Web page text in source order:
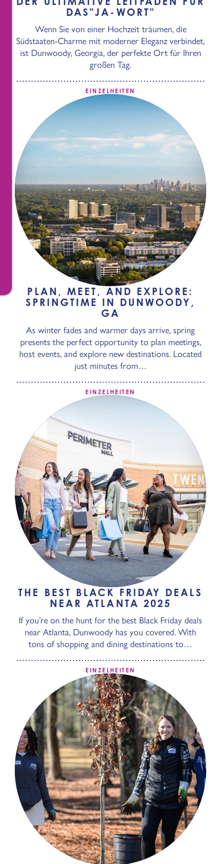
DAS"JA-WORT"
Wenn Sie von einer Hochzeit träumen, die
Südstaaten-Charme mit moderner Eleganz verbindet,
ist Dunwoody, Georgia, der perfekte Ort für Ihren
großen Tag.
EINZELHEITEN
PLAN, MEET, AND EXPLORE:
SPRINGTIME IN DUNWOODY,
GA
As winter fades and warmer days arrive, spring
presents the perfect opportunity to plan meetings,
host events, and explore new destinations. Located
just minutes from…
EINZELHEITEN
THE BEST BLACK FRIDAY DEALS
NEAR ATLANTA 2025
If you’re on the hunt for the best Black Friday deals
near Atlanta, Dunwoody has you covered. With
tons of shopping and dining destinations to…
EINZELHEITEN